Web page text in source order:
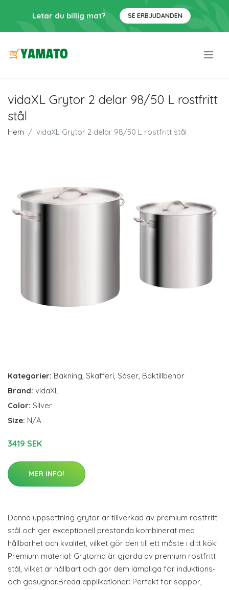
Letar du billig mat? SE ERBJUDANDEN
vidaXL Grytor 2 delar 98/50 L rostfritt
stål
Hem vidaXL Grytor 2 delar 98/50 L rostfritt stål
Kategorier: Bakning, Skafferi, Såser, Baktillbehör
Brand: vidaXL
Color: Silver
Size: N/A
3419 SEK
MER INFO!
Denna uppsättning grytor är tillverkad av premium rostfritt
stål och ger exceptionell prestanda kombinerat med
hållbarhet och kvalitet, vilket gör den till ett måste i ditt kök!
Premium material: Grytorna är gjorda av premium rostfritt
stål, vilket är hållbart och gör dem lämpliga för induktions-
och gasugnar.Breda applikationer: Perfekt för soppor,